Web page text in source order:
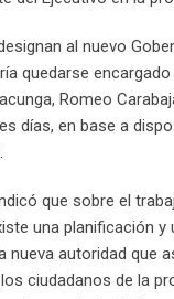
al nuevo
quedarse
Romeo
días, en base a
que sobre el
una planificación y
nueva autoridad que
ciudadanos de la